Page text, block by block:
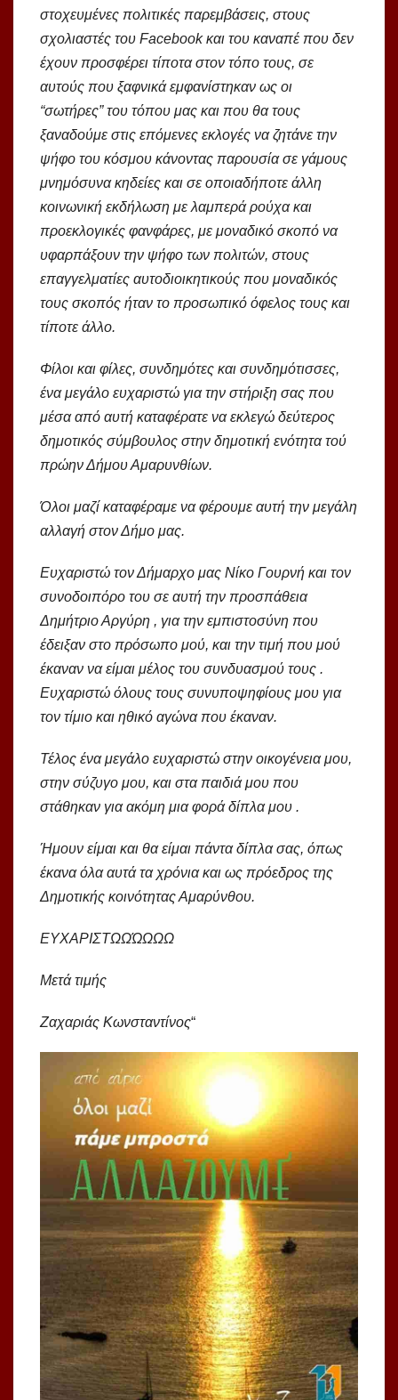
στοχευμένες πολιτικές παρεμβάσεις, στους
σχολιαστές του Facebook και του καναπέ που δεν
έχουν προσφέρει τίποτα στον τόπο τους, σε
αυτούς που ξαφνικά εμφανίστηκαν ως οι
“σωτήρες” του τόπου μας και που θα τους
ξαναδούμε στις επόμενες εκλογές να ζητάνε την
ψήφο του κόσμου κάνοντας παρουσία σε γάμους
μνημόσυνα κηδείες και σε οποιαδήποτε άλλη
κοινωνική εκδήλωση με λαμπερά ρούχα και
προεκλογικές φανφάρες, με μοναδικό σκοπό να
υφαρπάξουν την ψήφο των πολιτών, στους
επαγγελματίες αυτοδιοικητικούς που μοναδικός
τους σκοπός ήταν το προσωπικό όφελος τους και
τίποτε άλλο.
Φίλοι και φίλες, συνδημότες και συνδημότισσες,
ένα μεγάλο ευχαριστώ για την στήριξη σας που
μέσα από αυτή καταφέρατε να εκλεγώ δεύτερος
δημοτικός σύμβουλος στην δημοτική ενότητα τού
πρώην Δήμου Αμαρυνθίων.
Όλοι μαζί καταφέραμε να φέρουμε αυτή την μεγάλη
αλλαγή στον Δήμο μας.
Ευχαριστώ τον Δήμαρχο μας Νίκο Γουρνή και τον
συνοδοιπόρο του σε αυτή την προσπάθεια
Δημήτριο Αργύρη , για την εμπιστοσύνη που
έδειξαν στο πρόσωπο μού, και την τιμή που μού
έκαναν να είμαι μέλος του συνδυασμού τους .
Ευχαριστώ όλους τους συνυποψηφίους μου για
τον τίμιο και ηθικό αγώνα που έκαναν.
Τέλος ένα μεγάλο ευχαριστώ στην οικογένεια μου,
στην σύζυγο μου, και στα παιδιά μου που
στάθηκαν για ακόμη μια φορά δίπλα μου .
Ήμουν είμαι και θα είμαι πάντα δίπλα σας, όπως
έκανα όλα αυτά τα χρόνια και ως πρόεδρος της
Δημοτικής κοινότητας Αμαρύνθου.
ΕΥΧΑΡΙΣΤΩΩΏΩΩΩ
Μετά τιμής
Ζαχαριάς Κωνσταντίνος“